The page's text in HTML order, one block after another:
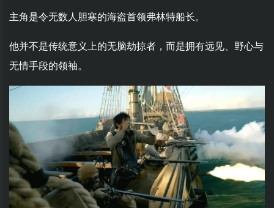
主角是令无数人胆寒的海盗首领弗林特船长。
他并不是传统意义上的无脑劫掠者，而是拥有远见、野心与
无情手段的领袖。